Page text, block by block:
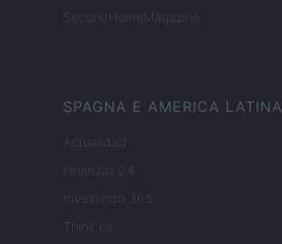
SecondHomeMagazine
SPAGNA E AMERICA LATINA
Actualidad
Finanzas 24
Investindo 365
Think.es